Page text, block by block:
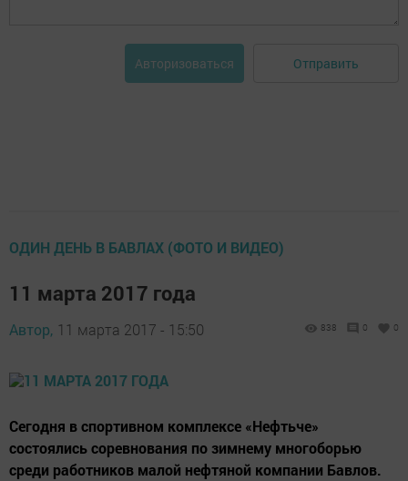
Авторизоваться Отправить
ОДИН ДЕНЬ В БАВЛАХ (ФОТО И ВИДЕО)
11 марта 2017 года
Автор, 11 марта 2017 - 15:50 838 0 0
Сегодня в спортивном комплексе «Нефтьче»
состоялись соревнования по зимнему многоборью
среди работников малой нефтяной компании Бавлов.